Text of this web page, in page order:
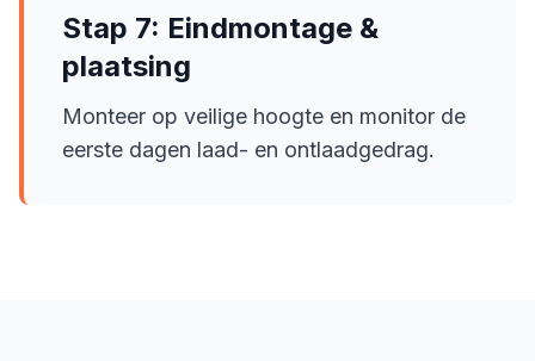
Stap 7: Eindmontage &
plaatsing
Monteer op veilige hoogte en monitor de
eerste dagen laad- en ontlaadgedrag.